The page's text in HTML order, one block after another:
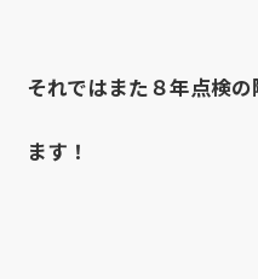
それではまた８年点検
ます！